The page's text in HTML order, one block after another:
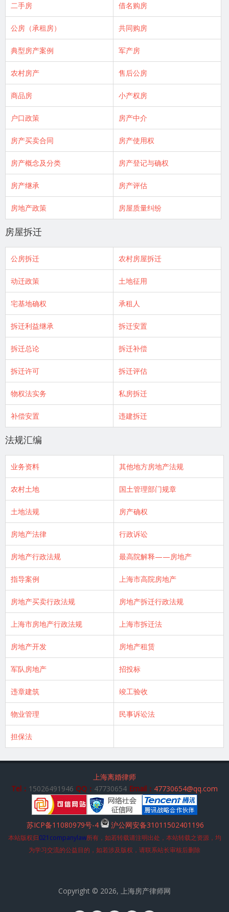
二手房 借名购房
公房（承租房） 共同购房
典型房产案例 军产房
农村房产 售后公房
商品房 小产权房
户口政策 房产中介
房产买卖合同 房产使用权
房产概念及分类 房产登记与确权
房产继承 房产评估
房地产政策 房屋质量纠纷
房屋拆迁
公房拆迁 农村房屋拆迁
动迁政策 土地征用
宅基地确权 承租人
拆迁利益继承 拆迁安置
拆迁总论 拆迁补偿
拆迁许可 拆迁评估
物权法实务 私房拆迁
补偿安置 违建拆迁
法规汇编
业务资料 其他地方房地产法规
农村土地 国土管理部门规章
土地法规 房产确权
房地产法律 行政诉讼
房地产行政法规 最高院解释——房地产
指导案例 上海市高院房地产
房地产买卖行政法规 房地产拆迁行政法规
上海市房地产行政法规 上海市拆迁法
房地产开发 房地产租赁
军队房地产 招投标
违章建筑 竣工验收
物业管理 民事诉讼法
担保法
上海离婚律师
Tel： 15026491946 QQ： 47730654 Email： 47730654@qq.com
苏ICP备11080979号-4 沪公网安备31011502401196
本站版权归021companylaw所有，如若转载请注明出处，本站转载之资源，均
为学习交流的公益目的，如若涉及版权，请联系站长审核后删除
Copyright © 2026, 上海房产律师网